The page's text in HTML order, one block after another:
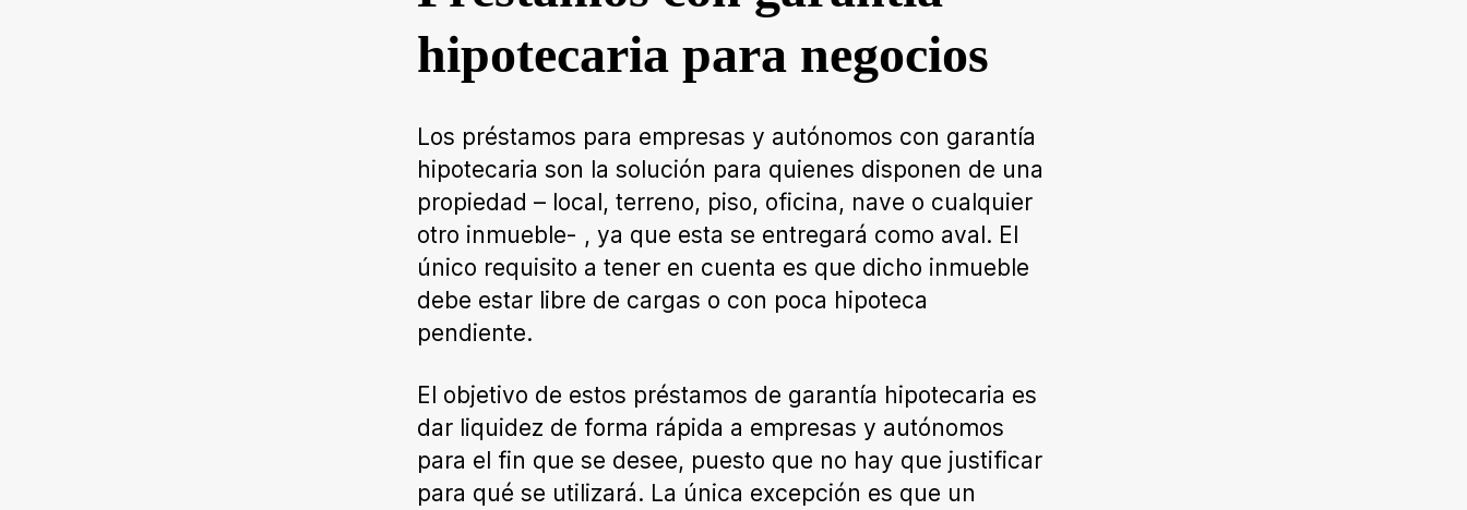
hipotecaria para negocios
Los préstamos para empresas y autónomos con garantía
hipotecaria son la solución para quienes disponen de una
propiedad – local, terreno, piso, oficina, nave o cualquier
otro inmueble- , ya que esta se entregará como aval. El
único requisito a tener en cuenta es que dicho inmueble
debe estar libre de cargas o con poca hipoteca
pendiente.
El objetivo de estos préstamos de garantía hipotecaria es
dar liquidez de forma rápida a empresas y autónomos
para el fin que se desee, puesto que no hay que justificar
para qué se utilizará. La única excepción es que un